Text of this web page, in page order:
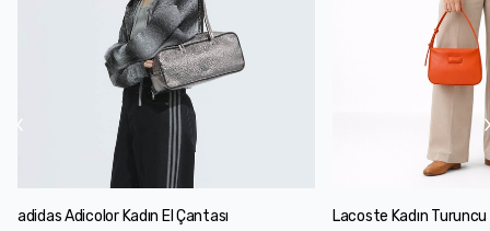
adidas Adicolor Kadın El Çantası Lacoste Kadın Turuncu